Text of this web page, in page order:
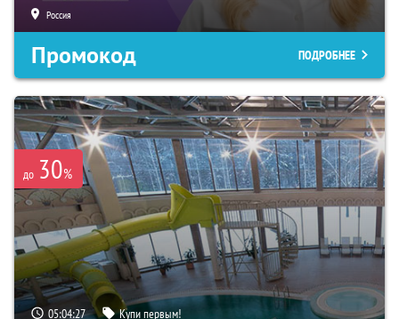
Россия
Промокод ПОДРОБНЕЕ
до 30%
05:04:26 Купи первым!